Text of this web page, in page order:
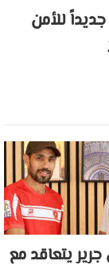
للأمن
يتعاقد مع